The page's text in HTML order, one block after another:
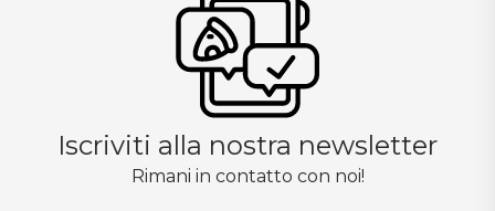
Iscriviti alla nostra newsletter
Rimani in contatto con noi!